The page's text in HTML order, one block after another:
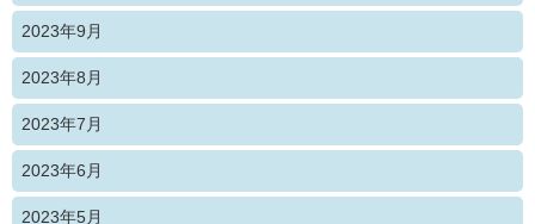
2023年9月
2023年8月
2023年7月
2023年6月
2023年5月